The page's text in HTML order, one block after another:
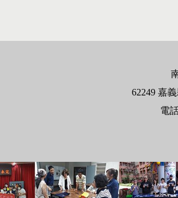
62249 嘉
電